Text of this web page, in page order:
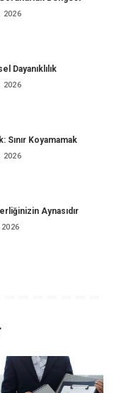
2026
Dayanıklılık
2026
Koyamamak
2026
Aynasıdır